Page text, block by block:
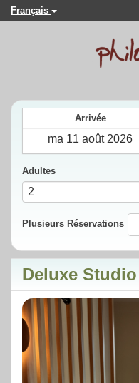
Français
Arrivée
Adultes
Plusieurs Réservations
oui
Deluxe
Previous